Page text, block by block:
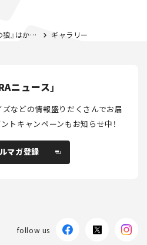
パと漫画家・池沢早人師＜後編＞ ギャラリー
ニュース」
などの情報盛りだくさんでお届
トキャンペーンもお知らせ中！
マガ登録
follow us